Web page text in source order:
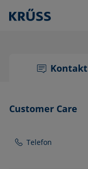
Kontakt
Customer Care
Telefon